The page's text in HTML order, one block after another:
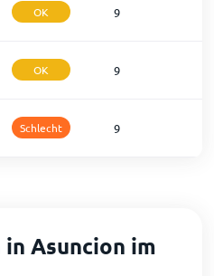
OK 9
OK 9
Schlecht 9
Asuncion im